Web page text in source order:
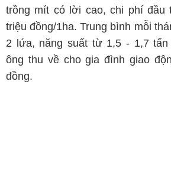
trồng mít có lời cao, chi phí đầu
triệu đồng/1ha. Trung bình mỗi
2 lứa, năng suất từ 1,5 - 1,7
ông thu về cho gia đình giao
đồng.